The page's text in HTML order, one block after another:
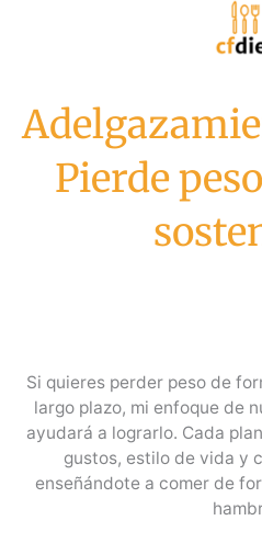
Pierde
Si quieres perder peso de
largo plazo, mi enfoque de
ayudará a lograrlo. Cada
gustos, estilo de vida y
enseñándote a comer de